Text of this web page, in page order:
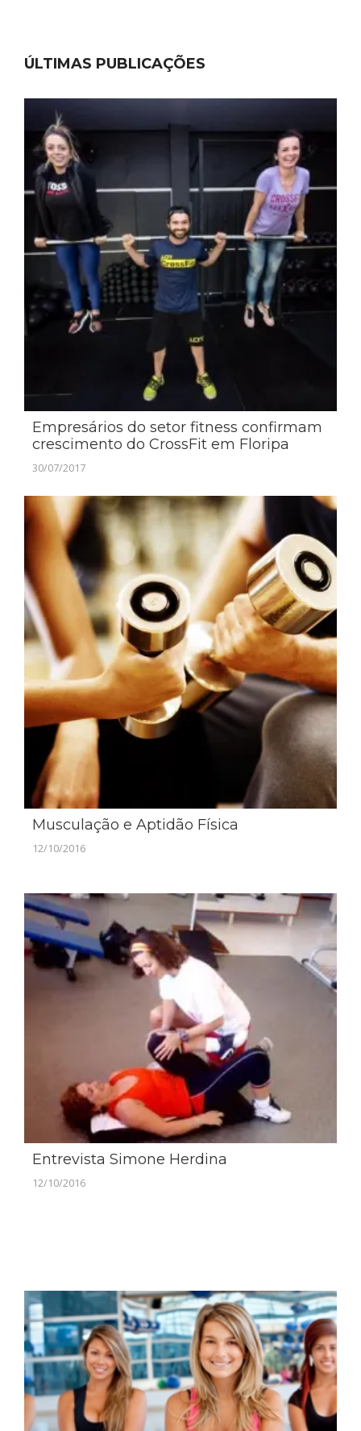
ÚLTIMAS PUBLICAÇÕES
Empresários do setor fitness confirmam
crescimento do CrossFit em Floripa
30/07/2017
Musculação e Aptidão Física
12/10/2016
Entrevista Simone Herdina
12/10/2016